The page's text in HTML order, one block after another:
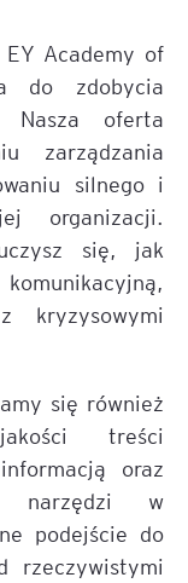
Academy of
do zdobycia
Nasza oferta
zarządzania
silnego i
organizacji.
się, jak
się również
treści
oraz
narzędzi w
podejście do
rzeczywistymi